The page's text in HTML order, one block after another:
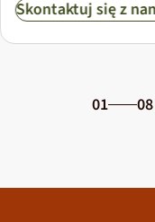
Skontaktuj się z
01 08